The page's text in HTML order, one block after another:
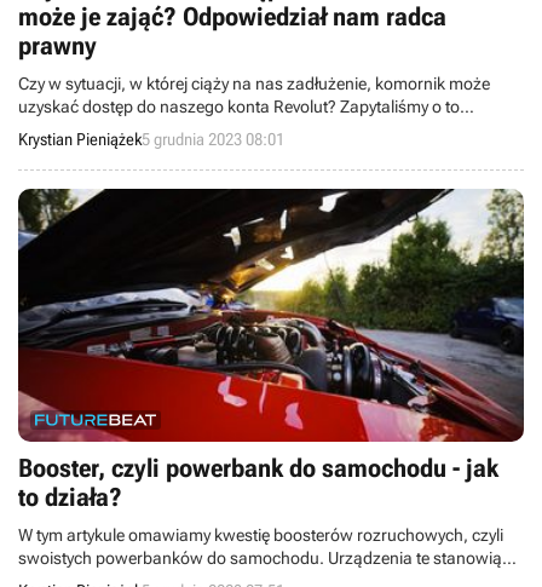
może je zająć? Odpowiedział nam radca
prawny
Czy w sytuacji, w której ciąży na nas zadłużenie, komornik może
uzyskać dostęp do naszego konta Revolut? Zapytaliśmy o to
Andrzeja Krystę – Radcę Prawnego z Kancelarii Mróz-Krysta.
Krystian Pieniążek5 grudnia 2023 08:01
Booster, czyli powerbank do samochodu - jak
to działa?
W tym artykule omawiamy kwestię boosterów rozruchowych, czyli
swoistych powerbanków do samochodu. Urządzenia te stanowią
nieodzowną pomoc, gdy akumulator odmówi nam posłuszeństwa.